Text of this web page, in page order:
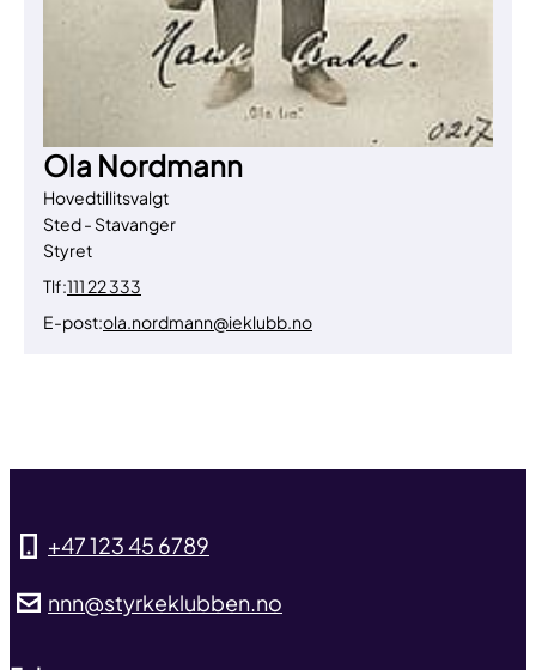
Ola Nordmann
Hovedtillitsvalgt
Sted - Stavanger
Styret
Tlf:111 22 333
E-post:ola.nordmann@ieklubb.no
+47 123 45 6789
nnn@styrkeklubben.no